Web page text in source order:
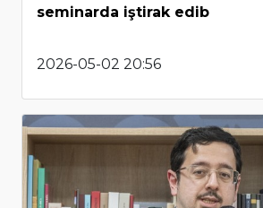
seminarda iştirak edib
2026-05-02 20:56